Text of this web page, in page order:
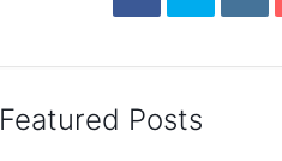
Featured Posts